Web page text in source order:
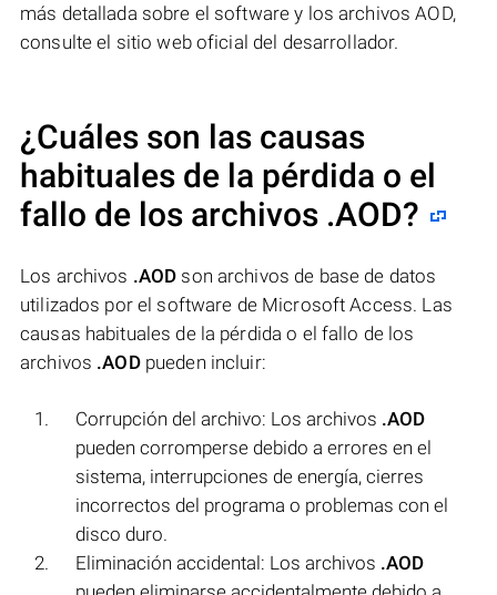
más detallada sobre el software y los archivos AOD,
consulte el sitio web oficial del desarrollador.
¿Cuáles son las causas
habituales de la pérdida o el
fallo de los archivos .AOD?
Los archivos .AOD son archivos de base de datos
utilizados por el software de Microsoft Access. Las
causas habituales de la pérdida o el fallo de los
archivos .AODpueden incluir:
Corrupción del archivo: Los archivos .AOD
pueden corromperse debido a errores en el
sistema, interrupciones de energía, cierres
incorrectos del programa o problemas con el
disco duro.
Eliminación accidental: Los archivos .AOD